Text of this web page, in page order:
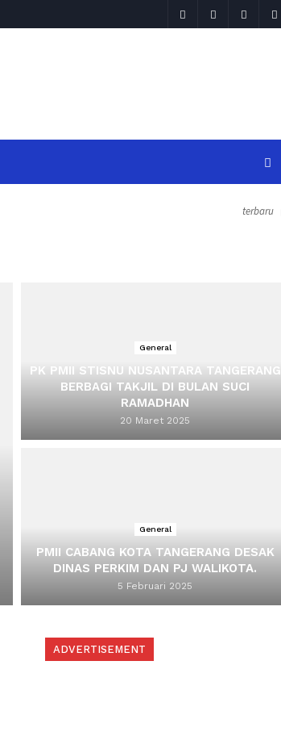
terbaru
General
PK PMII STISNU NUSANTARA TANGERANG
BERBAGI TAKJIL DI BULAN SUCI
RAMADHAN
20 Maret 2025
General
PMII CABANG KOTA TANGERANG DESAK
DINAS PERKIM DAN PJ WALIKOTA.
5 Februari 2025
ADVERTISEMENT